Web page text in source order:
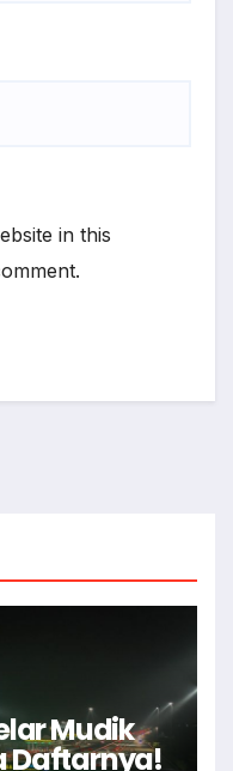
in this
Mudik
Daftarnya!